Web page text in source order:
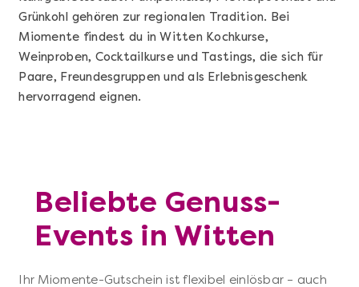
Grünkohl gehören zur regionalen Tradition. Bei
Miomente findest du in Witten Kochkurse,
Weinproben, Cocktailkurse und Tastings, die sich für
Paare, Freundesgruppen und als Erlebnisgeschenk
hervorragend eignen.
Beliebte Genuss-
Events in Witten
Ihr Miomente-Gutschein ist flexibel einlösbar – auch